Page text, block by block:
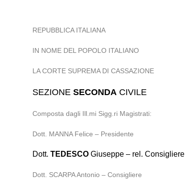
REPUBBLICA ITALIANA
IN NOME DEL POPOLO ITALIANO
LA CORTE SUPREMA DI CASSAZIONE
SEZIONESECONDA CIVILE
Composta dagli Ill.mi Sigg.ri Magistrati:
Dott. MANNA Felice – Presidente
Dott.TEDESCO Giuseppe – rel. Consigliere
Dott. SCARPA Antonio – Consigliere